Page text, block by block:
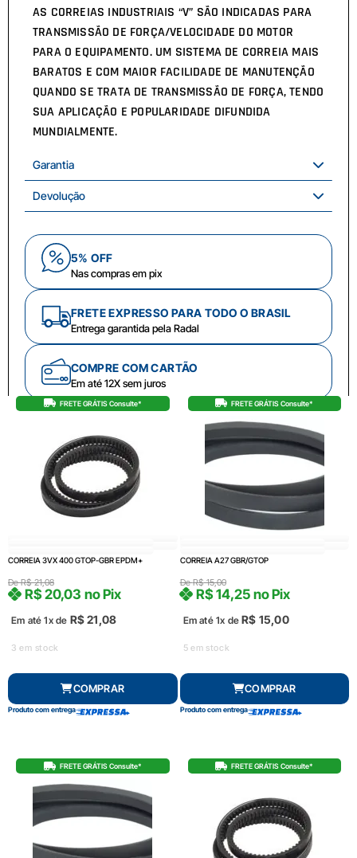
AS CORREIAS INDUSTRIAIS “V” SÃO INDICADAS PARA
TRANSMISSÃO DE FORÇA/VELOCIDADE DO MOTOR
PARA O EQUIPAMENTO. UM SISTEMA DE CORREIA MAIS
BARATOS E COM MAIOR FACILIDADE DE MANUTENÇÃO
QUANDO SE TRATA DE TRANSMISSÃO DE FORÇA, TENDO
SUA APLICAÇÃO E POPULARIDADE DIFUNDIDA
MUNDIALMENTE.
Garantia
Devolução
5% OFF
Nas compras em pix
FRETE EXPRESSO PARA TODO O BRASIL
Entrega garantida pela Radal
COMPRE COM CARTÃO
Em até 12X sem juros
FRETE GRÁTIS Consulte*
CORREIA 3VX 400 GTOP-GBR EPDM+
DeR$21,08
Em até 1x de R$21,08
R$20,03 no Pix
3 em stock
COMPRAR
Produto com entrega
FRETE GRÁTIS Consulte*
CORREIA A27 GBR/GTOP
DeR$15,00
Em até 1x deR$ 15,00
R$14,25 no Pix
5 em stock
COMPRAR
Produto com entrega
FRETE GRÁTIS Consulte* FRETE GRÁTIS Consulte*